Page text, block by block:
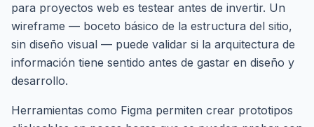
para proyectos web es testear antes de invertir. Un
wireframe — boceto básico de la estructura del sitio,
sin diseño visual — puede validar si la arquitectura de
información tiene sentido antes de gastar en diseño y
desarrollo.
Herramientas como Figma permiten crear prototipos